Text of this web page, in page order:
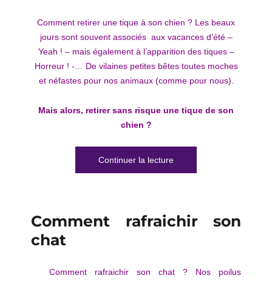
Comment retirer une tique à son chien ? Les beaux
jours sont souvent associés aux vacances d’été –
Yeah ! – mais également à l’apparition des tiques –
Horreur ! -… De vilaines petites bêtes toutes moches
et néfastes pour nos animaux (comme pour nous).
Mais alors, retirer sans risque une tique de son
chien ?
Continuer la lecturede « Comment retirer
Comment rafraichir son
chat
Comment rafraichir son chat ? Nos poilus